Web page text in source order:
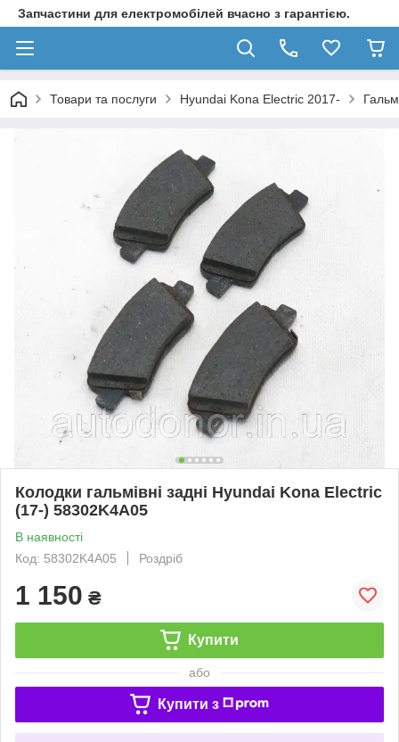
Запчастини для електромобілей вчасно з гарантією.
Товари та послуги Hyundai Kona Electric 2017-
Колодки гальмівні задні Hyundai Kona Electric
(17-) 58302K4A05
В наявності
Код: 58302K4A05
Роздріб
1 150 ₴
Купити
або
Купити з